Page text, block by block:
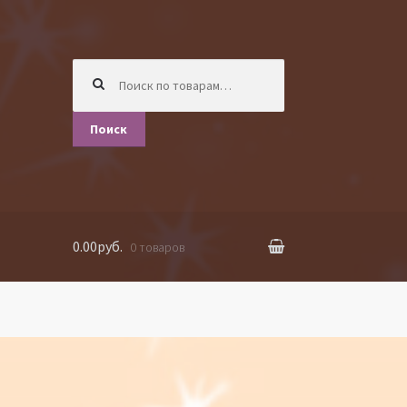
Поиск
0.00руб. 0 товаров